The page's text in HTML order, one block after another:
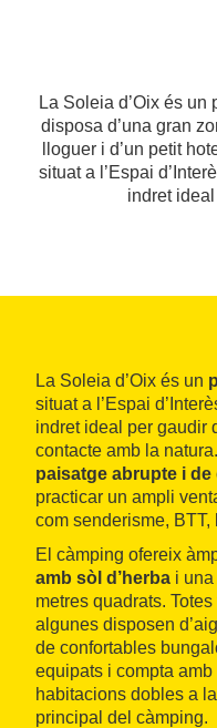
La Soleia d’Oix és
disposa d’una gran
lloguer i d’un petit
situat a l’Espai
indret
La Soleia d’Oix és un
situat a l’Espai
indret ideal per gaudir
contacte amb la
paisatge abrupte i
practicar un ampli
com senderisme, BTT,
El càmping ofereix
amb sòl d’herba i
metres quadrats.
algunes disposen
de confortables
equipats i compta
habitacions dobles a
principal del càmping.